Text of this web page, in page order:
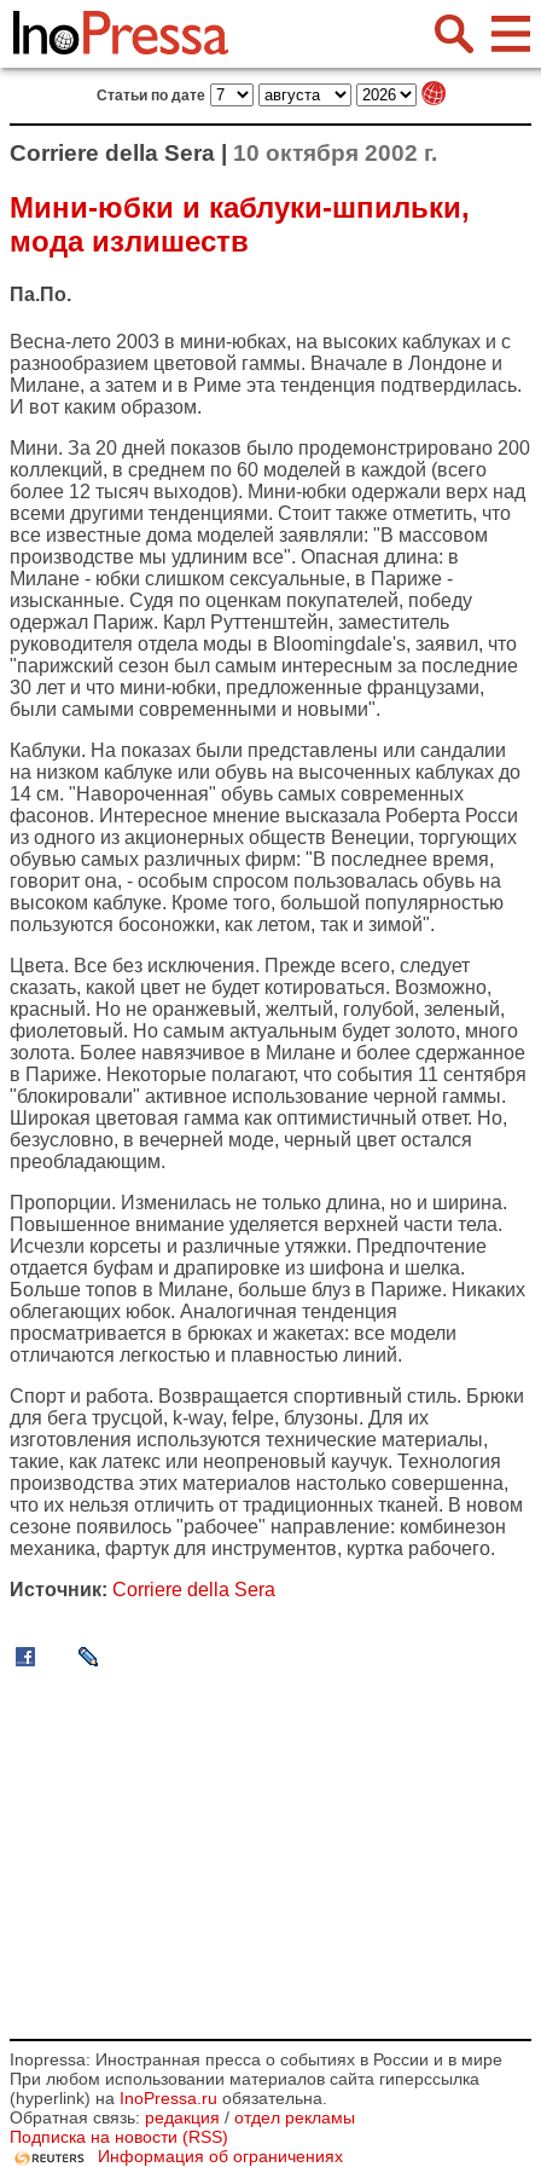
Статьи по дате
Corriere della Sera | 10 октября 2002 г.
Мини-юбки и каблуки-шпильки,
мода излишеств
Па.По.
Весна-лето 2003 в мини-юбках, на высоких каблуках и с
разнообразием цветовой гаммы. Вначале в Лондоне и
Милане, а затем и в Риме эта тенденция подтвердилась.
И вот каким образом.
Мини. За 20 дней показов было продемонстрировано 200
коллекций, в среднем по 60 моделей в каждой (всего
более 12 тысяч выходов). Мини-юбки одержали верх над
всеми другими тенденциями. Стоит также отметить, что
все известные дома моделей заявляли: "В массовом
производстве мы удлиним все". Опасная длина: в
Милане - юбки слишком сексуальные, в Париже -
изысканные. Судя по оценкам покупателей, победу
одержал Париж. Карл Руттенштейн, заместитель
руководителя отдела моды в Bloomingdale's, заявил, что
"парижский сезон был самым интересным за последние
30 лет и что мини-юбки, предложенные французами,
были самыми современными и новыми".
Каблуки. На показах были представлены или сандалии
на низком каблуке или обувь на высоченных каблуках до
14 см. "Навороченная" обувь самых современных
фасонов. Интересное мнение высказала Роберта Росси
из одного из акционерных обществ Венеции, торгующих
обувью самых различных фирм: "В последнее время,
говорит она, - особым спросом пользовалась обувь на
высоком каблуке. Кроме того, большой популярностью
пользуются босоножки, как летом, так и зимой".
Цвета. Все без исключения. Прежде всего, следует
сказать, какой цвет не будет котироваться. Возможно,
красный. Но не оранжевый, желтый, голубой, зеленый,
фиолетовый. Но самым актуальным будет золото, много
золота. Более навязчивое в Милане и более сдержанное
в Париже. Некоторые полагают, что события 11 сентября
"блокировали" активное использование черной гаммы.
Широкая цветовая гамма как оптимистичный ответ. Но,
безусловно, в вечерней моде, черный цвет остался
преобладающим.
Пропорции. Изменилась не только длина, но и ширина.
Повышенное внимание уделяется верхней части тела.
Исчезли корсеты и различные утяжки. Предпочтение
отдается буфам и драпировке из шифона и шелка.
Больше топов в Милане, больше блуз в Париже. Никаких
облегающих юбок. Аналогичная тенденция
просматривается в брюках и жакетах: все модели
отличаются легкостью и плавностью линий.
Спорт и работа. Возвращается спортивный стиль. Брюки
для бега трусцой, k-way, felpe, блузоны. Для их
изготовления используются технические материалы,
такие, как латекс или неопреновый каучук. Технология
производства этих материалов настолько совершенна,
что их нельзя отличить от традиционных тканей. В новом
сезоне появилось "рабочее" направление: комбинезон
механика, фартук для инструментов, куртка рабочего.
Источник: Corriere della Sera
Inopressa: Иностранная пресса о событиях в России и в мире
При любом использовании материалов сайта гиперссылка
(hyperlink) на InoPressa.ru обязательна.
Обратная связь: редакция / отдел рекламы
Подписка на новости (RSS)
Информация об ограничениях